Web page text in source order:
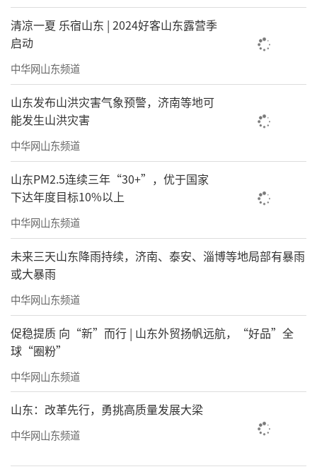
清凉一夏 乐宿山东 | 2024好客山东露营季
启动
中华网山东频道
山东发布山洪灾害气象预警，济南等地可
能发生山洪灾害
中华网山东频道
山东PM2.5连续三年“30+”，优于国家
下达年度目标10%以上
中华网山东频道
未来三天山东降雨持续，济南、泰安、淄博等地局部有暴雨
或大暴雨
中华网山东频道
促稳提质 向“新”而行 | 山东外贸扬帆远航，“好品”全
球“圈粉”
中华网山东频道
山东：改革先行，勇挑高质量发展大梁
中华网山东频道